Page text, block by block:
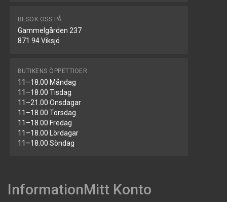
BESÖK OSS PÅ:
Gammelgården 237
871 94 Viksjö
BUTIKENS ÖPPETTIDER:
11–18.00 Måndag
11–18.00 Tisdag
11–21.00 Onsdagar
11–18.00 Torsdag
11–18.00 Fredag
11–18.00 Lördagar
11–18.00 Söndag
InformationMitt Konto